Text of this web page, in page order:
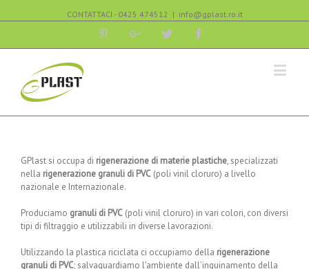
CONTATTACI - 0425 474512 | info@gplast.ro.it
PinterestGoogle+Twitter
GPlast si occupa di rigenerazione di materie plastiche, specializzati
nella rigenerazione granuli di PVC (poli vinil cloruro) a livello
nazionale e Internazionale.
Produciamo granuli di PVC (poli vinil cloruro) in vari colori, con diversi
tipi di filtraggio e utilizzabili in diverse lavorazioni.
Utilizzando la plastica riciclata ci occupiamo della rigenerazione
granuli di PVC; salvaguardiamo l’ambiente dall’inquinamento della